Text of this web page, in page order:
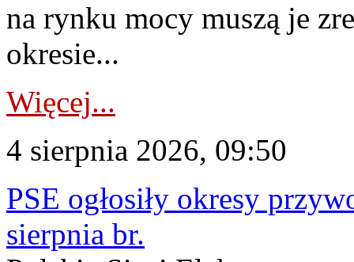
na rynku mocy muszą je
okresie...
Więcej...
4 sierpnia 2026, 09:50
PSE ogłosiły okresy
sierpnia br.